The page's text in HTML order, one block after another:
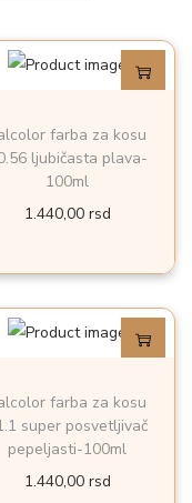
farba za kosu
ljubičasta plava-
100ml
1.440,00 rsd
farba za kosu
super posvetljivač
pepeljasti-100ml
1.440,00 rsd